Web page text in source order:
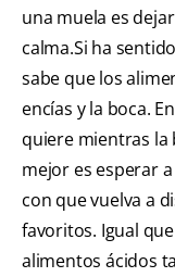
una muela es
calma.Si ha
sabe que los
encías y la boca.
quiere mientras la
mejor es esperar
con que vuelva a
favoritos. Igual
alimentos ácidos